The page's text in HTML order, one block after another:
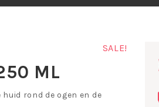
SALE!
ML
rond de ogen en de